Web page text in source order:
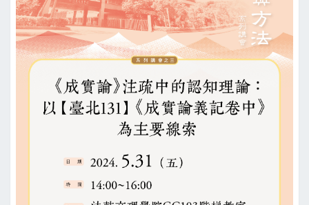
信
論》
註
疏
的
新
嘗
試》